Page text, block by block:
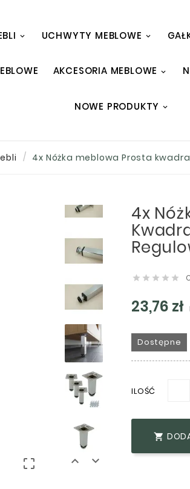
UCHWYTY MEBLOWE
AKCESORIA MEBLOWE
NOWE PRODUKTY
4x Nóżka meblowa Prosta
  
4x
    
23,76 zł
Dostępne
ILOŚĆ
